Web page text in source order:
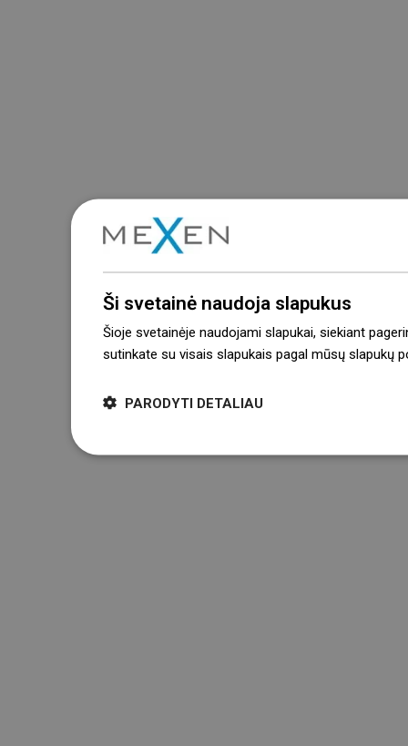
Ši svetainė naudoja slapukus
Šioje svetainėje naudojami slapukai, siekiant
sutinkate su visais slapukais pagal mūsų slapukų
PARODYTI DETALIAU